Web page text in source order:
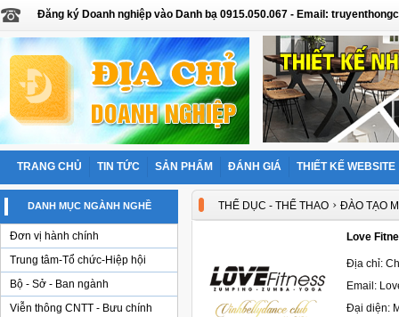
Đăng ký Doanh nghiệp vào Danh bạ 0915.050.067 - Email:
TRANG CHỦ TIN TỨC SẢN PHẨM ĐÁNH GIÁ THIẾT KẾ WEBSITE
DANH MỤC NGÀNH NGHỀ
Đơn vị hành chính
Trung tâm-Tổ chức-Hiệp hội
Bộ - Sở - Ban ngành
Viễn thông CNTT - Bưu chính
THỂ DỤC - THỂ THAO› ĐÀO TẠO
Love
Địa chỉ:
Email:
Đại diện: